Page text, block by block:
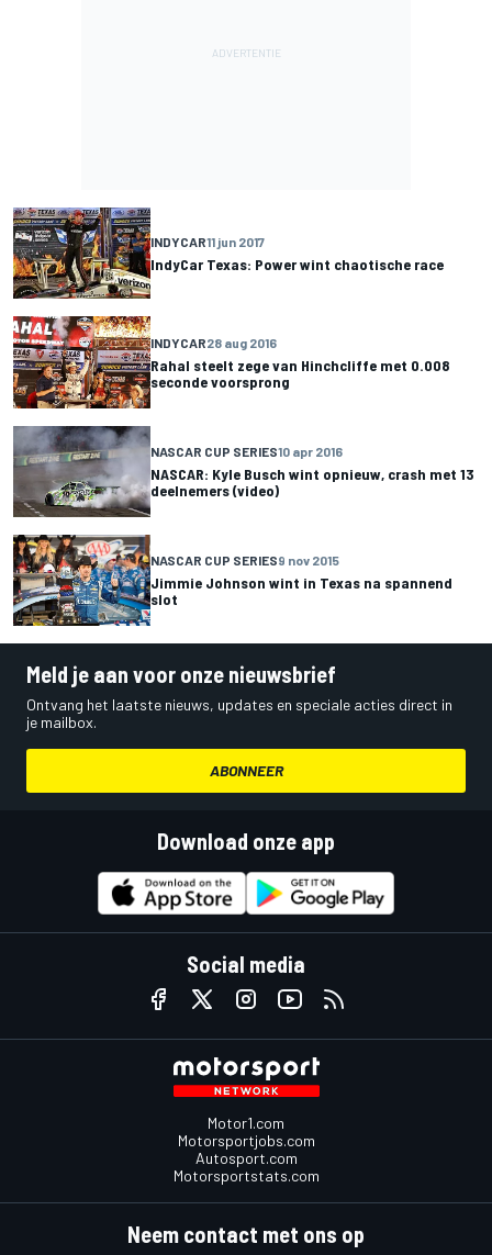
INDYCAR11 jun 2017
IndyCar Texas: Power wint chaotische race
INDYCAR28 aug 2016
Rahal steelt zege van Hinchcliffe met 0.008
seconde voorsprong
NASCAR CUP SERIES10 apr 2016
NASCAR: Kyle Busch wint opnieuw, crash met 13
deelnemers (video)
NASCAR CUP SERIES9 nov 2015
Jimmie Johnson wint in Texas na spannend
slot
Meld je aan voor onze nieuwsbrief
Ontvang het laatste nieuws, updates en speciale acties direct in
je mailbox.
ABONNEER
Download onze app
Social media
Motor1.com
Motorsportjobs.com
Autosport.com
Motorsportstats.com
Neem contact met ons op